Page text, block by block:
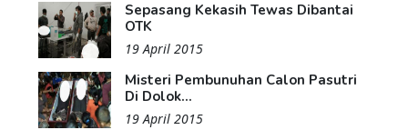
Sepasang Kekasih Tewas Dibantai
OTK
19 April 2015
Misteri Pembunuhan Calon Pasutri
Di Dolok...
19 April 2015